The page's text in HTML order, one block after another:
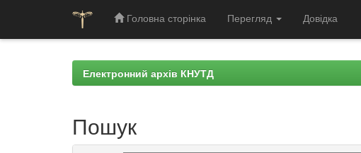
Головна сторінка Перегляд Довідка
Електронний архів КНУТД
Пошук